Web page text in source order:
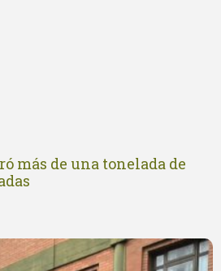
más de una tonelada de